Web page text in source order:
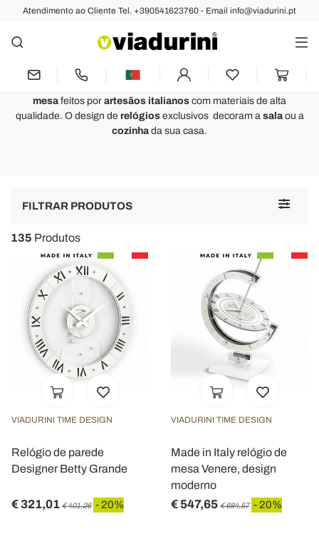
Atendimento ao Cliente Tel. +390541623760 - Email info@viadurini.pt
Relogio de Paredes de Luxo -
Viadurini Time Design
mesa feitos por artesãos italianos com materiais de alta
qualidade. O design de relógiosexclusivos decoram a salaou a
cozinha da sua casa.
Toggle
FILTRAR PRODUTOS
135 Produtos
VIADURINI TIME DESIGN
Relógio de parede
Designer Betty Grande
€ 321,01 € 401,26 - 20%
VIADURINI TIME DESIGN
Made in Italy relógio de
mesa Venere, design
moderno
€ 547,65 € 684,57 - 20%